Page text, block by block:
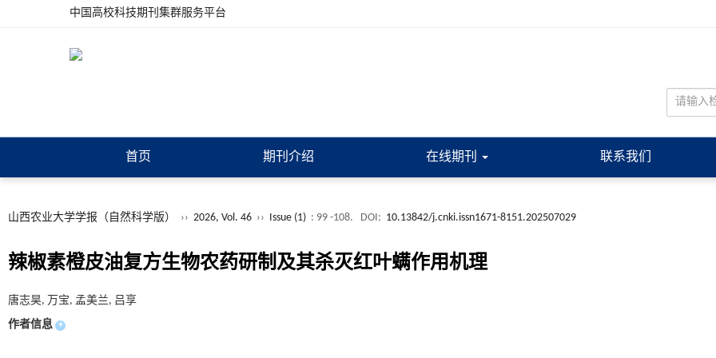
中国高校科技期刊集群服务平台
首页 期刊介绍 在线期刊 联系我们
山西农业大学学报（自然科学版） ›› 2026, Vol. 46 ›› Issue (1) : 99 -108. DOI: 10.13842/j.cnki.issn1671-8151.202507029
辣椒素橙皮油复方生物农药研制及其杀灭红叶螨作用机理
唐志昊, 万宝, 孟美兰, 吕享
作者信息 +